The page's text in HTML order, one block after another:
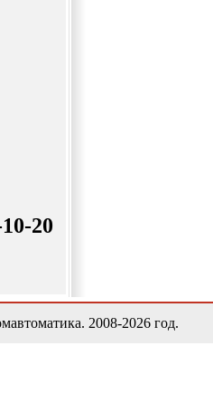
20
2008-2026 год.